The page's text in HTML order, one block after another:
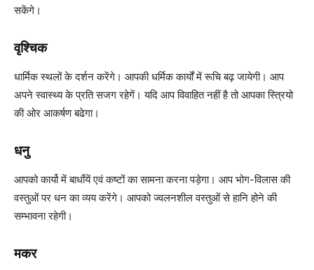
सकेंगे।
वृश्चिक
धार्मिक स्थलों के दर्शन करेंगे। आपकी धर्मिक कार्यों में रूचि बढ़ जायेगी। आप
अपने स्वास्थ्य के प्रति सजग रहेगें। यदि आप विवाहित नहीं है तो आपका स्त्रियो
की ओर आकर्षण बढेगा।
धनु
आपको कार्यो में बाधाँयें एवं कष्टों का सामना करना पड़ेगा। आप भोग-विलास की
वस्तुओं पर धन का व्यय करेंगे। आपको ज्वलनशील वस्तुओं से हानि होने की
सम्भावना रहेगी।
मकर